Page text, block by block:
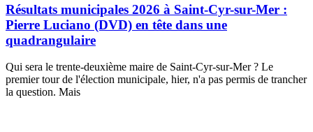
Résultats municipales 2026 à Saint-Cyr-sur-Mer :
Pierre Luciano (DVD) en tête dans une
quadrangulaire
Qui sera le trente-deuxième maire de Saint-Cyr-sur-Mer ? Le
premier tour de l'élection municipale, hier, n'a pas permis de trancher
la question. Mais